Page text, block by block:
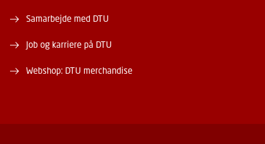
Samarbejde med DTU
Job og karriere på DTU
Webshop: DTU merchandise